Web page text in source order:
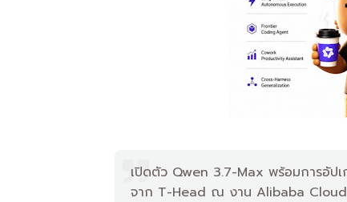
เปิดตัว Qwen 3.7-Max พร้อมการอัปเ
จาก T-Head ณ งาน Alibaba